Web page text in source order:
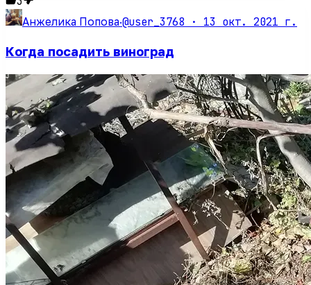
Анжелика Попова·@user_3768 · 13 окт. 2021 г.
Когда посадить виноград